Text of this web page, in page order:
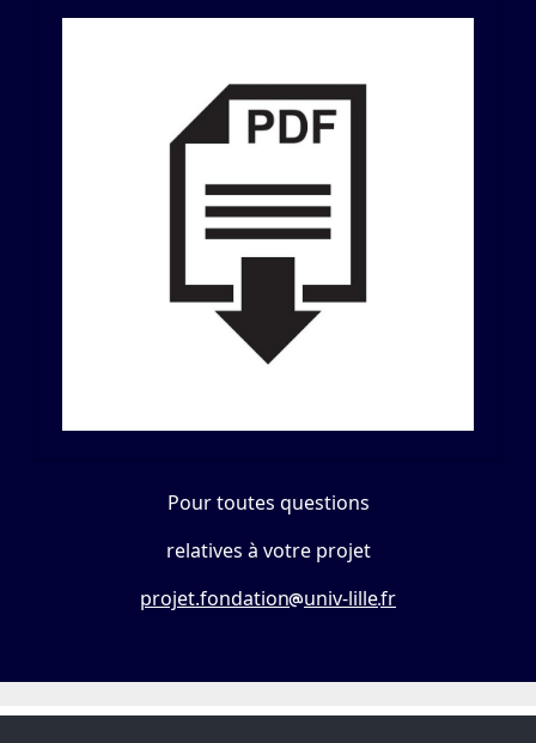
Pour toutes questions
relatives à votre projet
projet.fondation univ-lillefr